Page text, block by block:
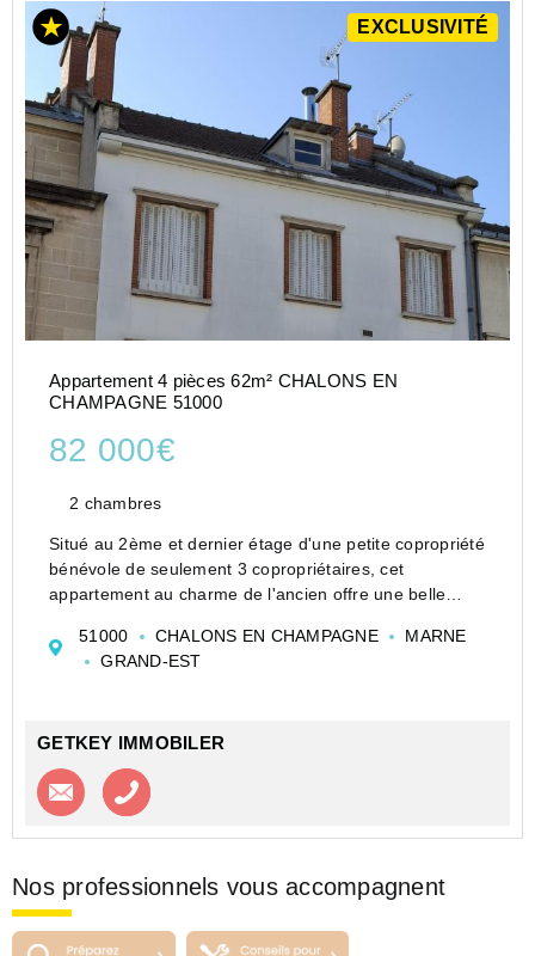
EXCLUSIVITÉ
Appartement 4 pièces 62m² CHALONS EN
CHAMPAGNE 51000
82 000€
2 chambres
Situé au 2ème et dernier étage d'une petite copropriété
bénévole de seulement 3 copropriétaires, cet
appartement au charme de l'ancien offre une belle
important pour créer un espace à votre...
51000 CHALONS EN CHAMPAGNE
MARNE
GRAND-EST
GETKEY IMMOBILER
Contacter l'agence
Nos professionnels vous accompagnent